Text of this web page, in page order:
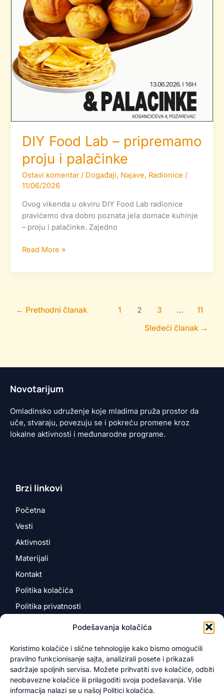
Podešavanja kolačića
Koristimo kolačiće i slične tehnologije kako bismo omogućili
pravilno funkcionisanje sajta, analizirali posete i prikazali
sadržaje spoljnih servisa. Možete prihvatiti sve kolačiće, odbiti
neobavezne kolačiće ili prilagoditi svoja podešavanja. Više
informacija nalazi se u našoj Politici kolačića.
DIY Food Lab – pripremamo
proju i palačinke
Ostavi komentar / Događaji, Najave, Radionice /
11/06/2026
Ovog vikenda u okviru DIY Food Lab radionice
pravićemo dva dobro poznata jela domaće kuhinje
– proju i palačinke. Zajedno
Read More »
← Prethodni članak 1 2 3 …
11
Sledeći članak →
Novotarijum
Omladinsko udruženje koje mladima pruža prostor da
uče, stvaraju, povezuju se i pokreću promene kroz
lokalne aktivnosti i međunarodne programe.
Brzi linkovi
Početna
Vesti
Aktivnosti
Materijali
Kontakt
Politika kolačića
Politika privatnosti
Kosančićeva 4
12000 Požarevac, Srbija
info@novotarium.org